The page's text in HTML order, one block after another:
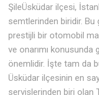
ŞileÜsküdar ilçesi,
semtlerinden biridir. Bu
prestijli bir otomobil
ve onarımı konusunda
önemlidir. İşte tam da
Üsküdar ilçesinin en
servislerinden biri olan